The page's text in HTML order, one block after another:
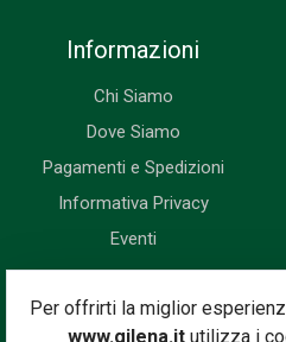
Per offrirti la miglior
www.gilena.itutilizza i
Informazioni
Chi Siamo
Dove Siamo
Pagamenti e Spedizioni
Informativa Privacy
Eventi